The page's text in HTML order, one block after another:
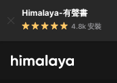
Himalaya-有聲書
4.8k 安裝